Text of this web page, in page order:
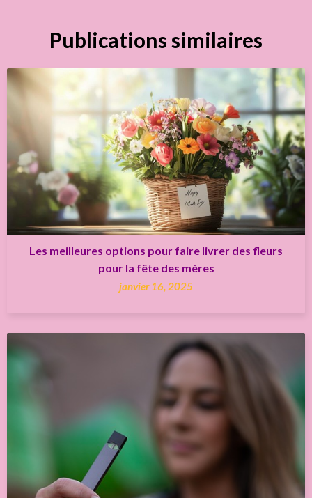
Publications similaires
Les meilleures options pour faire livrer des fleurs
pour la fête des mères
janvier 16, 2025